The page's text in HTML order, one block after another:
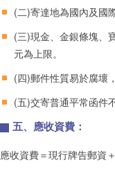
(二)寄達地為國內及國
(三)現金、金銀條塊、
元為上限。
(四)郵件性質易於腐壞
(五)交寄普通平常函件
五、應收資費：
應收資費＝現行牌告郵資